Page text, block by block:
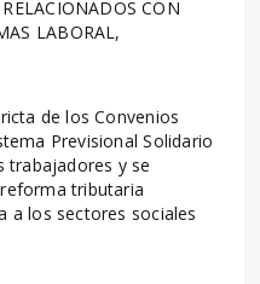
CON
LABORAL,
de los Convenios
Previsional Solidario
trabajadores y se
tributaria
a los sectores sociales